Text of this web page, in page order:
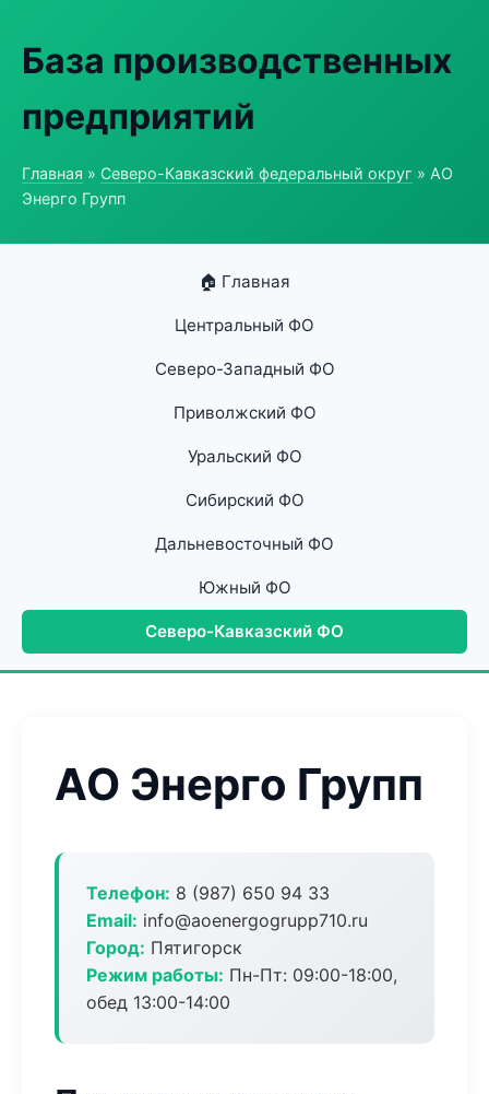
База производственных
предприятий
Главная » Северо-Кавказский федеральный округ » АО
Энерго Групп
🏠 Главная
Центральный ФО
Северо-Западный ФО
Приволжский ФО
Уральский ФО
Сибирский ФО
Дальневосточный ФО
Южный ФО
Северо-Кавказский ФО
АО Энерго Групп
Телефон: 8 (987) 650 94 33
Email: info@aoenergogrupp710.ru
Город: Пятигорск
Режим работы: Пн-Пт: 09:00-18:00,
обед 13:00-14:00